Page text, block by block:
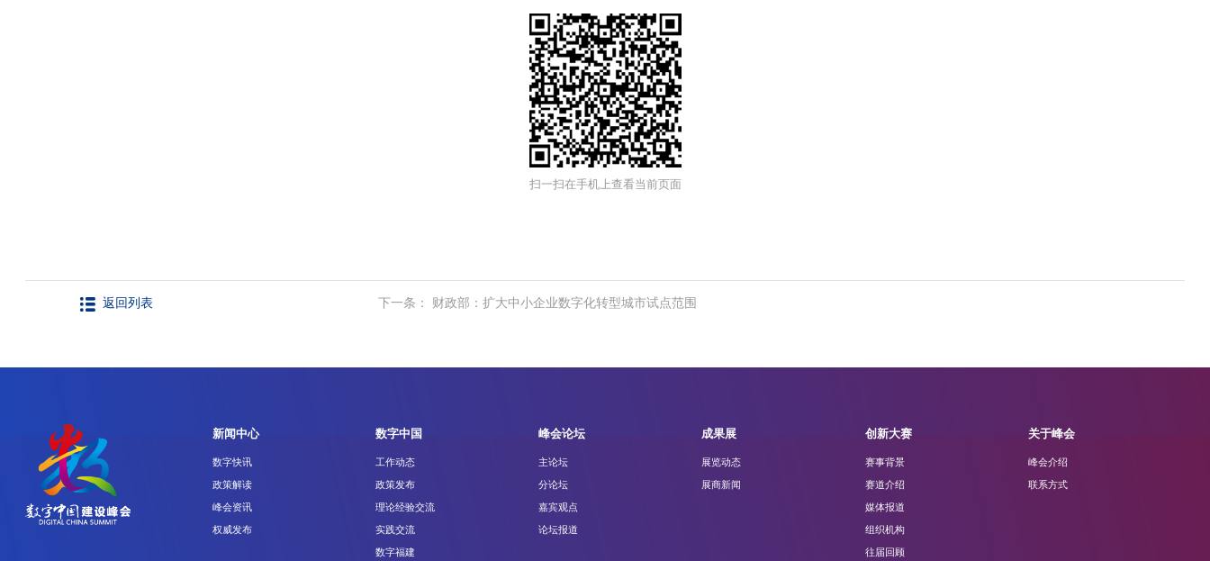
扫一扫在手机上查看当前页面
返回列表 下一条： 财政部：扩大中小企业数字化转型城市试点范围
新闻中心
数字快讯
政策解读
峰会资讯
权威发布
数字中国
工作动态
政策发布
理论经验交流
实践交流
数字福建
峰会论坛
主论坛
分论坛
嘉宾观点
论坛报道
成果展
展览动态
展商新闻
创新大赛
赛事背景
赛道介绍
媒体报道
组织机构
往届回顾
关于峰会
峰会介绍
联系方式